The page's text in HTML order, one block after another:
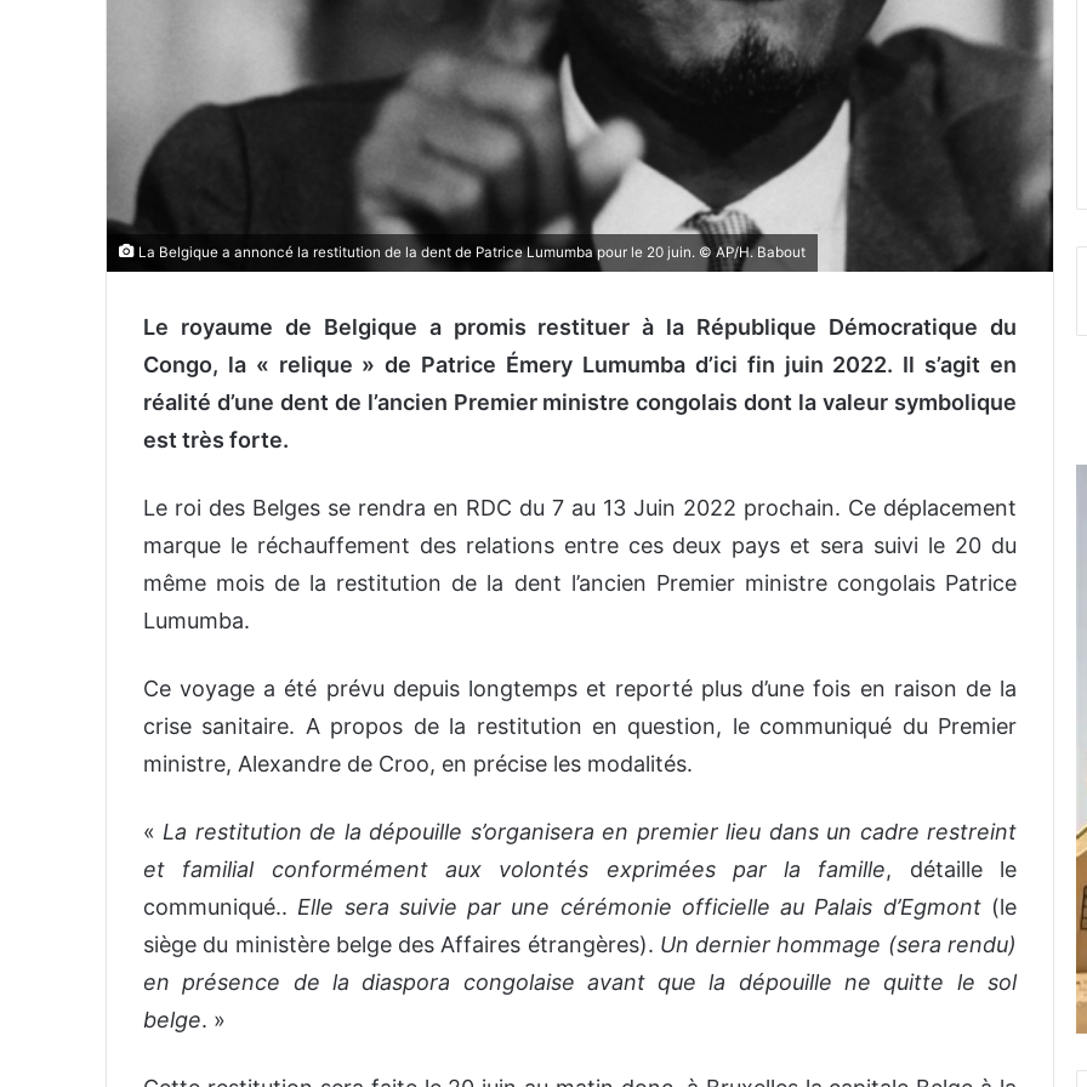
La Belgique a annoncé la restitution de la dent de Patrice Lumumba pour le 20 juin. © AP/H. Babout
Le royaume de Belgique a promis restituer à la République Démocratique du
Congo, la « relique » de Patrice Émery Lumumba d’ici fin juin 2022. Il s’agit en
réalité d’une dent de l’ancien Premier ministre congolais dont la valeur symbolique
est très forte.
Le roi des Belges se rendra en RDC du 7 au 13 Juin 2022 prochain. Ce déplacement
marque le réchauffement des relations entre ces deux pays et sera suivi le 20 du
même mois de la restitution de la dent l’ancien Premier ministre congolais Patrice
Lumumba.
Ce voyage a été prévu depuis longtemps et reporté plus d’une fois en raison de la
crise sanitaire. A propos de la restitution en question, le communiqué du Premier
ministre, Alexandre de Croo, en précise les modalités.
«La restitution de la dépouille s’organisera en premier lieu dans un cadre restreint
et familial conformément aux volontés exprimées par la famille, détaille le
communiqué..Elle sera suivie par une cérémonie officielle au Palais d’Egmont (le
siège du ministère belge des Affaires étrangères). Un dernier hommage (sera rendu)
en présence de la diaspora congolaise avant que la dépouille ne quitte le sol
belge. »